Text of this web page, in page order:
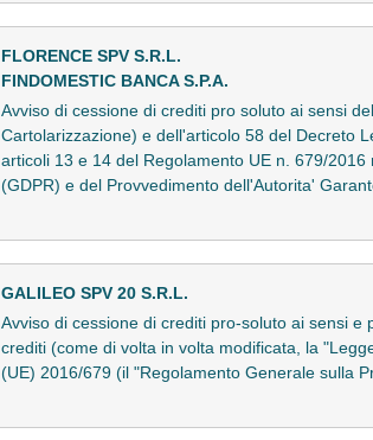
FLORENCE SPV S.R.L.
FINDOMESTIC BANCA S.P.A.
Avviso di cessione di crediti pro soluto ai sensi
Cartolarizzazione) e dell'articolo 58 del Decreto
articoli 13 e 14 del Regolamento UE n. 679/
(GDPR) e del Provvedimento dell'Autorita'
GALILEO SPV 20 S.R.L.
Avviso di cessione di crediti pro-soluto ai sensi
crediti (come di volta in volta modificata, la
(UE) 2016/679 (il "Regolamento Generale sulla